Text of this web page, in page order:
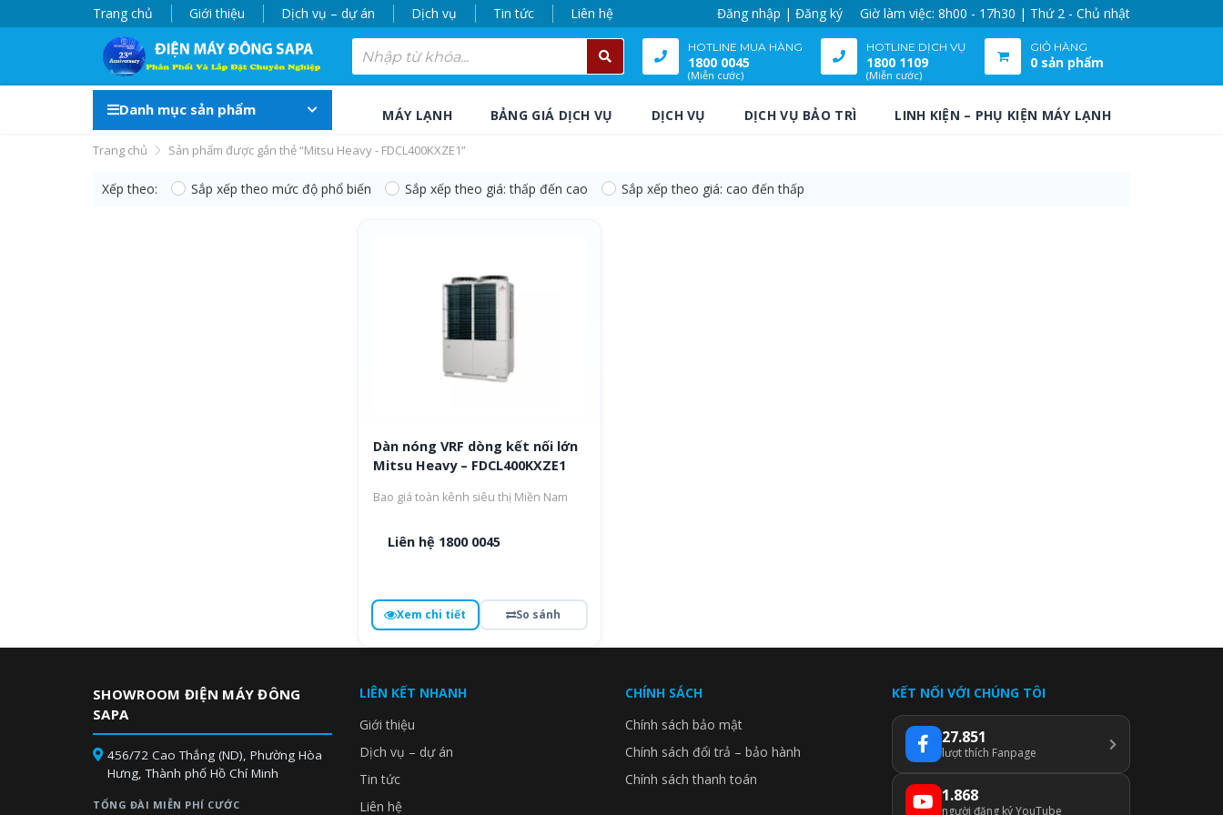
Trang chủ Giới thiệu Dịch vụ – dự án Dịch vụ Tin tức Liên hệ Đăng nhập | Đăng ký Giờ làm việc: 8h00 - 17h30 | Thứ 2 - Chủ nhật
HOTLINE MUA HÀNG
1800 0045
(Miễn cước)
HOTLINE DỊCH VỤ
1800 1109
(Miễn cước)
GIỎ HÀNG
0 sản phẩm
Danh mục sản phẩm MÁY LẠNH BẢNG GIÁ DỊCH VỤ DỊCH VỤ DỊCH VỤ BẢO TRÌ LINH KIỆN – PHỤ KIỆN MÁY LẠNH
Trang chủ Sản phẩm được gắn thẻ “Mitsu Heavy - FDCL400KXZE1”
Xếp theo: Sắp xếp theo mức độ phổ biến Sắp xếp theo giá: thấp đến cao Sắp xếp theo giá: cao đến thấp
Dàn nóng VRF dòng kết nối lớn
Mitsu Heavy – FDCL400KXZE1
Bao giá toàn kênh siêu thị Miền Nam
Liên hệ 1800 0045
Xem chi tiết So sánh
SHOWROOM ĐIỆN MÁY ĐÔNG
SAPA
456/72 Cao Thắng (ND), Phường Hòa
Hưng, Thành phố Hồ Chí Minh
TỔNG ĐÀI MIỄN PHÍ CƯỚC
LIÊN KẾT NHANH
Giới thiệu
Dịch vụ – dự án
Tin tức
Liên hệ
CHÍNH SÁCH
Chính sách bảo mật
Chính sách đổi trả – bảo hành
Chính sách thanh toán
KẾT NỐI VỚI CHÚNG TÔI
27.851
lượt thích Fanpage
1.868
người đăng ký YouTube